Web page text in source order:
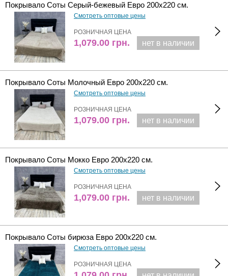
Покрывало Соты Серый-бежевый Евро 200х220 см.
Смотреть оптовые цены
РОЗНИЧНАЯ ЦЕНА
1,079.00 грн. нет в наличии
Покрывало Соты Молочный Евро 200х220 см.
Смотреть оптовые цены
РОЗНИЧНАЯ ЦЕНА
1,079.00 грн. нет в наличии
Покрывало Соты Мокко Евро 200х220 см.
Смотреть оптовые цены
РОЗНИЧНАЯ ЦЕНА
1,079.00 грн. нет в наличии
Покрывало Соты бирюза Евро 200х220 см.
Смотреть оптовые цены
РОЗНИЧНАЯ ЦЕНА